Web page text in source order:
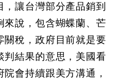
讓台灣部分產品銷到
來說，包含蝴蝶蘭、芒
關稅，政府目前就是要
判結果的意思，美國看
會持續跟美方溝通，